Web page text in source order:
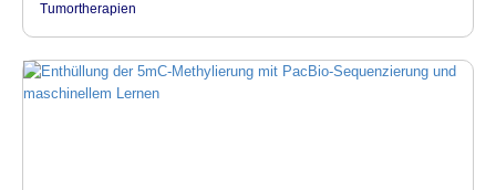
Tumortherapien